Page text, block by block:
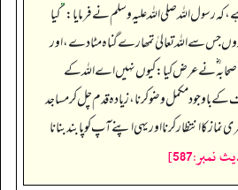
اللہ صلی اللہ علیہ وسلم نے فرمایا:”کیا
جس سے اللہ تعالیٰ تمھارے گناہ مٹا دے، اور
صحابہ ؓ نے عرض کیا: کیوں نہیں ا ے اللہ کے
کے باوجود مکمل وضو کرنا، زیادہ قدم چل کر مساجد
کا انتظار کرنا اور یہی اپنے آپ کو پابند بنانا